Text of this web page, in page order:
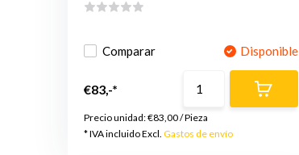
Comparar Disponible
€83,-*
Precio unidad:€83,00/Pieza
* IVA incluido Excl. Gastos de envío